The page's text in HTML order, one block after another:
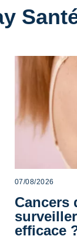
07/08/2026
Cancers
efficace